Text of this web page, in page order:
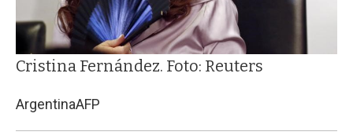
Cristina Fernández. Foto: Reuters
ArgentinaAFP